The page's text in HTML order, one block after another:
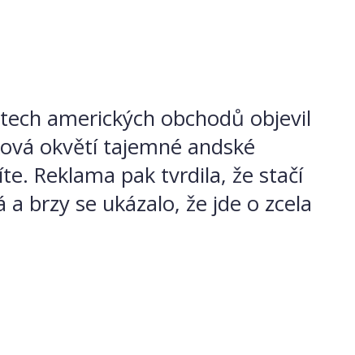
amerických obchodů objevil
okvětí tajemné andské
Reklama pak tvrdila, že stačí
brzy se ukázalo, že jde o zcela